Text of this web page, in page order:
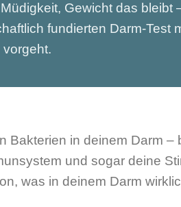
Gewicht das bleibt
fundierten Darm-Test
vorgeht.
Bakterien in deinem Darm –
und sogar deine
was in deinem Darm